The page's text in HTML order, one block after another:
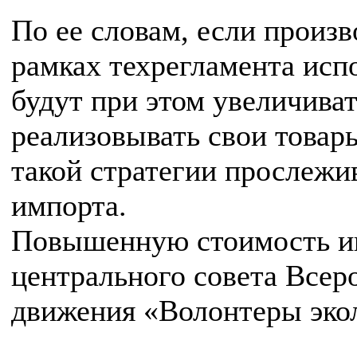
По ее словам, если
рамках техрегламента
будут при этом
реализовывать свои
такой стратегии
импорта.
Повышенную стоимость
центрального совета
движения «Волонтеры